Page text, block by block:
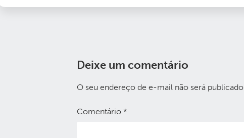
Deixe um comentário
O seu endereço de e-mail não será publicado.
Comentário *